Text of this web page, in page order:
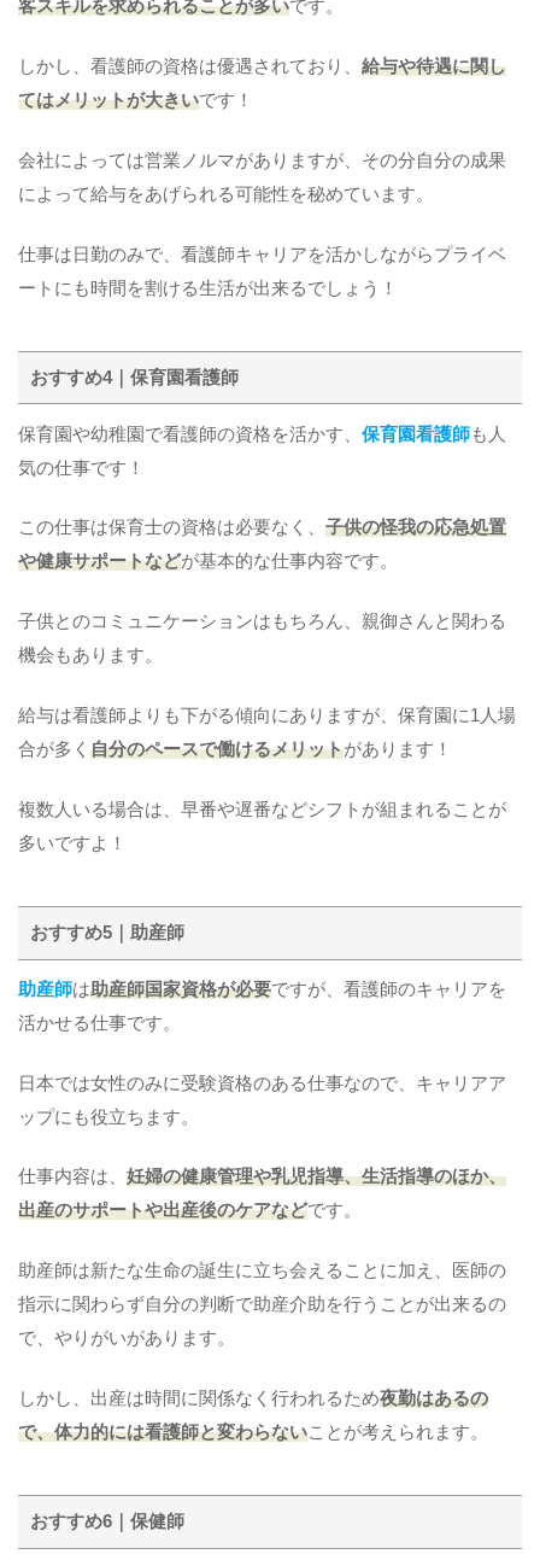
客スキルを求められることが多いです。
しかし、看護師の資格は優遇されており、 給与や待遇に関し
てはメリットが大きいです！
会社によっては営業ノルマがありますが、その分自分の成果
によって給与をあげられる可能性を秘めています。
仕事は日勤のみで、看護師キャリアを活かしながらプライベ
ートにも時間を割ける生活が出来るでしょう！
おすすめ4｜保育園看護師
保育園や幼稚園で看護師の資格を活かす、 保育園看護師も人
気の仕事です！
この仕事は保育士の資格は必要なく、 子供の怪我の応急処置
や健康サポートなどが基本的な仕事内容です。
子供とのコミュニケーションはもちろん、親御さんと関わる
機会もあります。
給与は看護師よりも下がる傾向にありますが、保育園に1人場
合が多く 自分のペースで働けるメリットがあります！
複数人いる場合は、早番や遅番などシフトが組まれることが
多いですよ！
おすすめ5｜助産師
助産師は助産師国家資格が必要ですが、看護師のキャリアを
活かせる仕事です。
日本では女性のみに受験資格のある仕事なので、キャリアア
ップにも役立ちます。
仕事内容は、 妊婦の健康管理や乳児指導、生活指導のほか、
出産のサポートや出産後のケアなどです。
助産師は新たな生命の誕生に立ち会えることに加え、医師の
指示に関わらず自分の判断で助産介助を行うことが出来るの
で、やりがいがあります。
しかし、出産は時間に関係なく行われるため夜勤はあるの
で、体力的には看護師と変わらないことが考えられます。
おすすめ6｜保健師